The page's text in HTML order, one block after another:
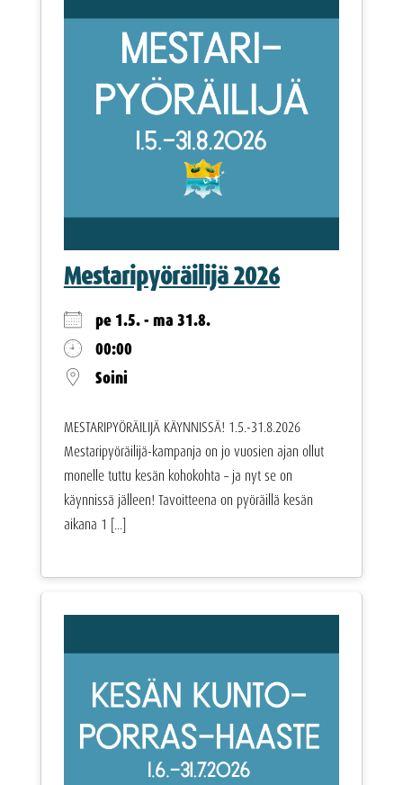
Mestaripyöräilijä 2026
pe 1.5. - ma 31.8.
00:00
Soini
MESTARIPYÖRÄILIJÄ KÄYNNISSÄ! 1.5.-31.8.2026
Mestaripyöräilijä-kampanja on jo vuosien ajan ollut
monelle tuttu kesän kohokohta – ja nyt se on
käynnissä jälleen! Tavoitteena on pyöräillä kesän
aikana 1 [...]